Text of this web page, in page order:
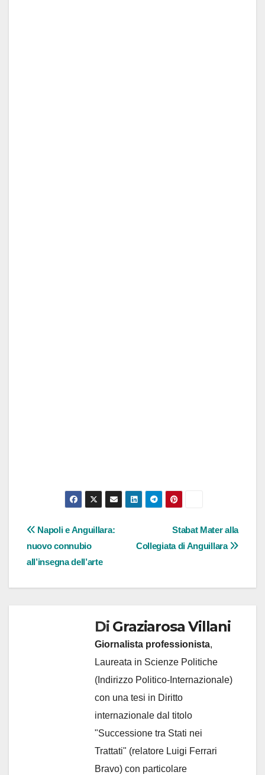
Navigazione
articoli
Stabat Mater alla
Collegiata di Anguillara
Napoli e Anguillara:
nuovo connubio
all’insegna dell’arte
Di Graziarosa Villani
Giornalista professionista,
Laureata in Scienze Politiche
(Indirizzo Politico-Internazionale)
con una tesi in Diritto
internazionale dal titolo
"Successione tra Stati nei
Trattati" (relatore Luigi Ferrari
Bravo) con particolare